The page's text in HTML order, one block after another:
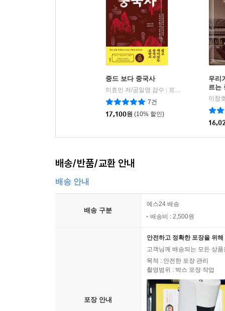
중드 보다 중국사
이효민 저/공일영 감수
포르체
7건
17,100원 (10% 할인)
우리
르는
이창
배송/반품/교환 안내
배송 안내
배송 구분
예스24 배송
배송비 : 2,500원
포장 안내
안전하고 정확한 포장을 위
고객님께 배송되는 모든 상
목적 : 안전한 포장 관리
촬영범위 : 박스 포장 작업